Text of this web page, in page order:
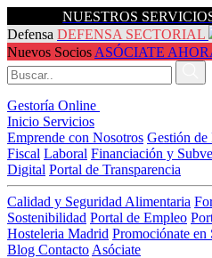
NUESTROS
Defensa DEFENSA SECTORIAL
Nuevos Socios ASÓCIATE
Gestoría Online
Inicio Servicios
Emprende con Nosotros Gestión de
Fiscal Laboral Financiación y
Digital Portal de Transparencia
Calidad y Seguridad Alimentaria
Sostenibilidad Portal de Empleo
Hosteleria Madrid Promociónate en
Blog Contacto Asóciate